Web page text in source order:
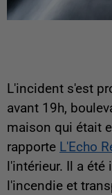
L'incident s'est
avant 19h,
maison qui était
rapporte L'Echo
l'intérieur. Il a
l'incendie et